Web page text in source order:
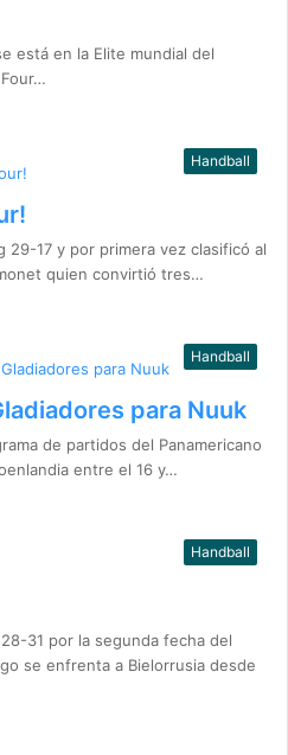
está en la Elite mundial del
Handball
29-17 y por primera vez clasificó al
quien convirtió tres…
Handball
para Nuuk
de partidos del Panamericano
entre el 16 y…
Handball
31 por la segunda fecha del
se enfrenta a Bielorrusia desde